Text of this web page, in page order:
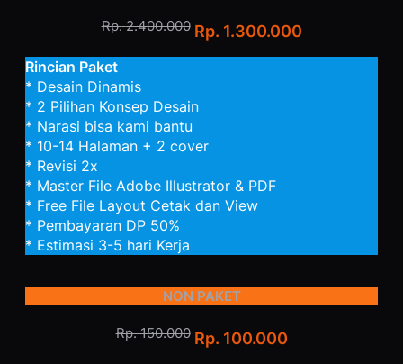
Rp. 2.400.000 Rp. 1.300.000
Rincian Paket
* Desain Dinamis
* 2 Pilihan Konsep Desain
* Narasi bisa kami bantu
* 10-14 Halaman + 2 cover
* Revisi 2x
* Master File Adobe Illustrator & PDF
* Free File Layout Cetak dan View
* Pembayaran DP 50%
* Estimasi 3-5 hari Kerja
NON PAKET
Rp. 150.000 Rp. 100.000